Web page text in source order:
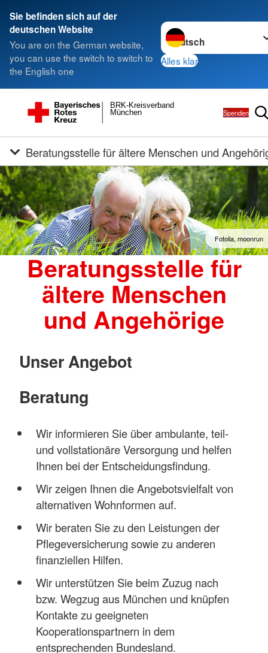
Sie befinden sich auf der
deutschen Website
You are on the German website,
you can use the switch to switch to
the English one
Sprache wechseln zu
Alles klar
München
BRK-Kreisverband
Spenden
Beratungsstelle für ältere Menschen und
Fotolia, moonrun
Beratungsstelle für
ältere Menschen
und Angehörige
Unser Angebot
Beratung
Wir informieren Sie über ambulante, teil-
und vollstationäre Versorgung und helfen
Ihnen bei der Entscheidungsfindung.
Wir zeigen Ihnen die Angebotsvielfalt von
alternativen Wohnformen auf.
Wir beraten Sie zu den Leistungen der
Pflegeversicherung sowie zu anderen
finanziellen Hilfen.
Wir unterstützen Sie beim Zuzug nach
bzw. Wegzug aus München und knüpfen
Kontakte zu geeigneten
Kooperationspartnern in dem
entsprechenden Bundesland.